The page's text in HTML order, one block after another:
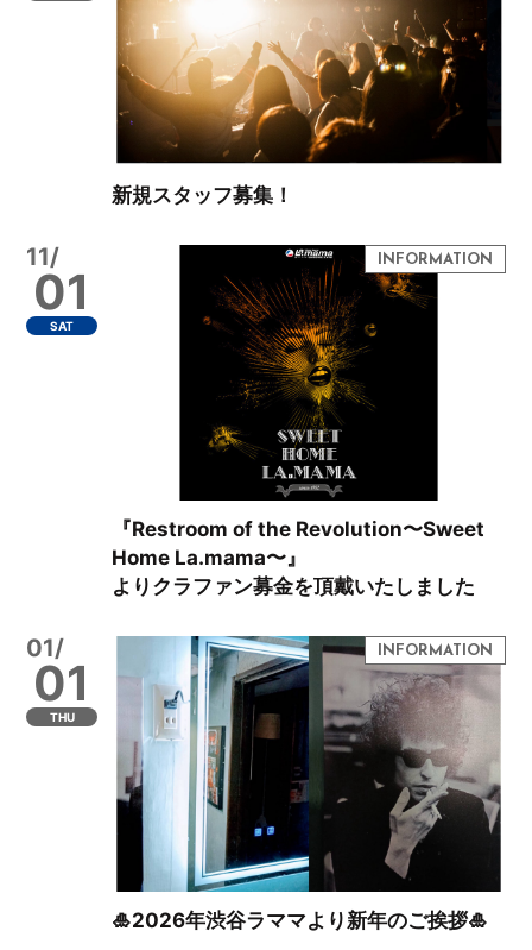
新規スタッフ募集！
11/
01
SAT
『Restroom of the Revolution〜Sweet
Home La.mama〜』
よりクラファン募金を頂戴いたしました
01/
01
THU
🎍2026年渋谷ラママより新年のご挨拶🎍